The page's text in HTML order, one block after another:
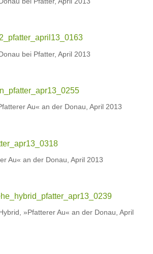
bei Pfatter, April 2013
Au« an der Donau, April 2013
Au« an der Donau, April 2013
»Pfatterer Au« an der Donau, April